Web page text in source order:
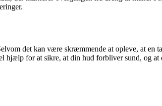
det kan være skræmmende at opleve, at en
hjælp for at sikre, at din hud forbliver sund, og